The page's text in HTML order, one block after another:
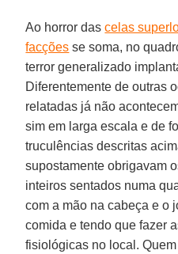
Ao horror dascelas
facções se soma, no
terror generalizado
Diferentemente de outras
relatadas já não
sim em larga escala e de
truculências descritas
supostamente obrigavam
inteiros sentados numa
com a mão na cabeça e o
comida e tendo que fazer
fisiológicas no local.